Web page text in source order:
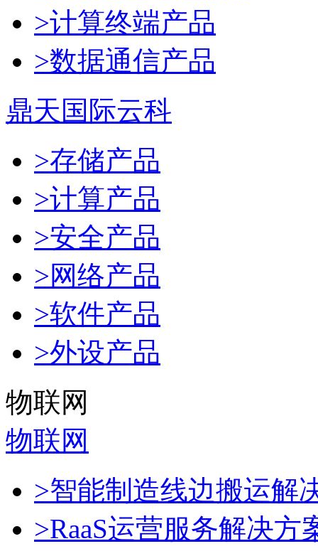
>计算终端产品
>数据通信产品
鼎天国际云科
>存储产品
>计算产品
>安全产品
>网络产品
>软件产品
>外设产品
物联网
物联网
>智能制造线边搬运解
>RaaS运营服务解决方